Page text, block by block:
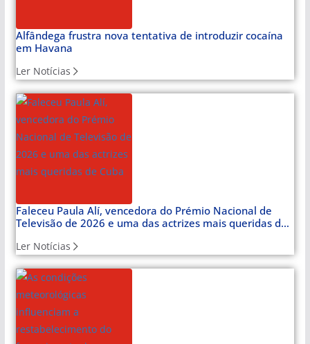
Alfândega frustra nova tentativa de introduzir cocaína
em Havana
Ler Notícias
Faleceu Paula Alí, vencedora do Prémio Nacional de
Televisão de 2026 e uma das actrizes mais queridas de
Ler Notícias